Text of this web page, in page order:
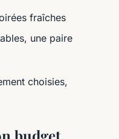
fraîches
une paire
choisies,